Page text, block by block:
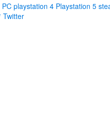
PC playstation 4 Playstation 5
Twitter